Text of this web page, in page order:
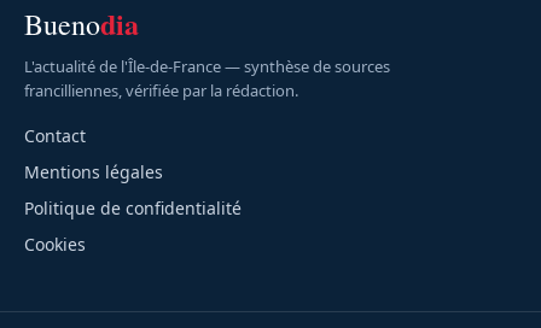
Buenodia
L'actualité de l'Île-de-France — synthèse de sources
francilliennes, vérifiée par la rédaction.
Contact
Mentions légales
Politique de confidentialité
Cookies